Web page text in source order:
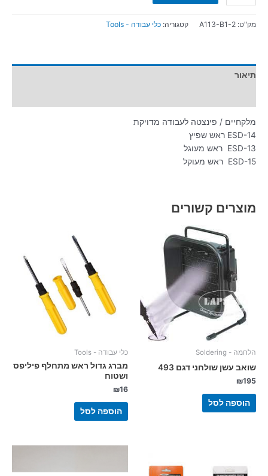
מק"ט: A113-B1-2 קטגוריה: כלי עבודה - Tools
תיאור
מלקחיים / פינצטה לעבודה מדויקת
ESD-14 ראש שפיץ
ESD-13 ראש מעוגל
ESD-15 ראש מעוקל
מוצרים קשורים
הלחמה - Soldering
שואב עשן שולחני דגם 493
₪195
הוספה לסל
כלי עבודה - Tools
מברג גדול ראש מתחלף פיליפס
ושטוח
₪16
הוספה לסל